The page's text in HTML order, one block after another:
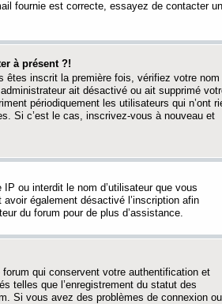
fournie est correcte, essayez de contacter un
à présent ?!
êtes inscrit la première fois, vérifiez votre nom
ait désactivé ou ait supprimé
périodiquement les utilisateurs qui n’ont
Si c’est le cas, inscrivez-vous à nouveau et
ou interdit le nom d’utilisateur que vous
également désactivé l’inscription afin
du forum pour de plus d’assistance.
qui conservent votre authentification et
telles que l’enregistrement du statut des
Si vous avez des problèmes de connexion ou